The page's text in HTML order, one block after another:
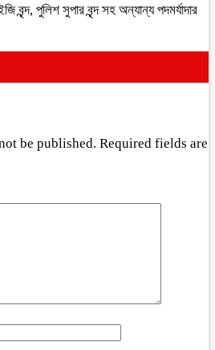
পুলিশ সুপার বৃন্দ সহ অন্যান্য পদমর্যাদার
be published. Required fields are